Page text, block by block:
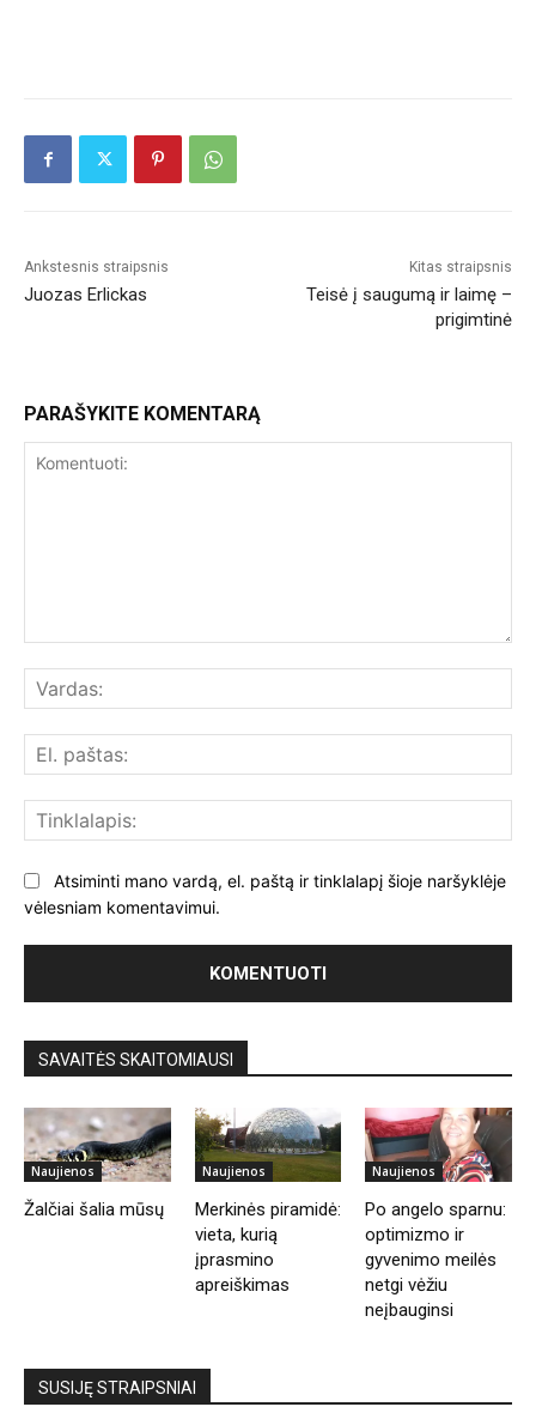
Ankstesnis straipsnis
Juozas Erlickas
Kitas straipsnis
Teisė į saugumą ir laimę –
prigimtinė
PARAŠYKITE KOMENTARĄ
Atsiminti mano vardą, el. paštą ir tinklalapį šioje naršyklėje
vėlesniam komentavimui.
SAVAITĖS SKAITOMIAUSI
Naujienos
Žalčiai šalia mūsų
Naujienos
Merkinės piramidė:
vieta, kurią
įprasmino
apreiškimas
Naujienos
Po angelo sparnu:
optimizmo ir
gyvenimo meilės
netgi vėžiu
neįbauginsi
SUSIJĘ STRAIPSNIAI